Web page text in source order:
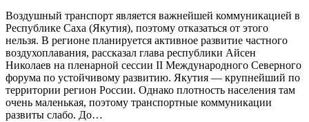
Воздушный транспорт является важнейшей коммуникацией в
Республике Саха (Якутия), поэтому отказаться от этого
нельзя. В регионе планируется активное развитие частного
воздухоплавания, рассказал глава республики Айсен
Николаев на пленарной сессии II Международного Северного
форума по устойчивому развитию. Якутия — крупнейший по
территории регион России. Однако плотность населения там
очень маленькая, поэтому транспортные коммуникации
развиты слабо. До…